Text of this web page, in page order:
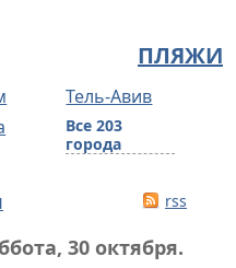
ПЛЯЖИ
Тель-Авив
Все 203
города
rss
30 октября.